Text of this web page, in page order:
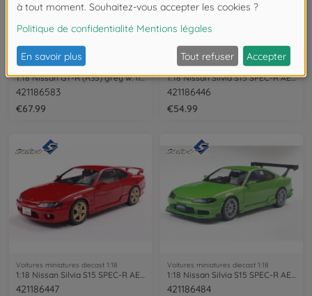
Voitures miniatures diecast 1:18
1:18 Nissan GT-R (R35) grey w. figure
421186583
€67.99
Voitures miniatures diecast 1:18
1:18 Nissan Silvia S15 SPEC-R AERO Aspen
421186446
€54.99
Voitures miniatures diecast 1:18
421186447
Voitures miniatures diecast 1:18
421186484